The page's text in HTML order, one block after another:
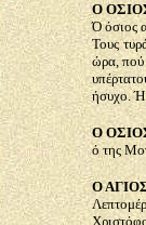
Ο
Ό όσιος
Τους
ώρα, πού
ήσυχο. Ή
Ο
ό της
Ο ΑΓΙΟΣ